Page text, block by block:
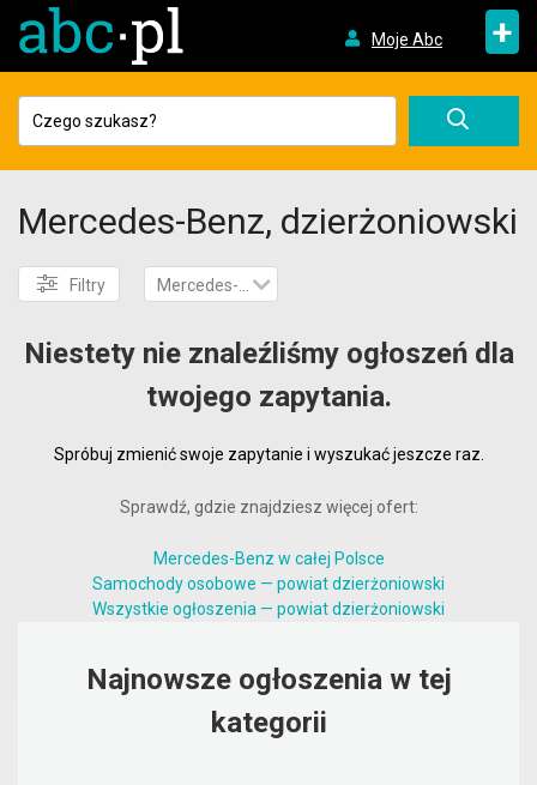
Moje Abc +
Mercedes-Benz, dzierżoniowski
Filtry Mercedes-Benz
Niestety nie znaleźliśmy ogłoszeń dla
twojego zapytania.
Spróbuj zmienić swoje zapytanie i wyszukać jeszcze raz.
Sprawdź, gdzie znajdziesz więcej ofert:
Mercedes-Benz w całej Polsce
Samochody osobowe — powiat dzierżoniowski
Wszystkie ogłoszenia — powiat dzierżoniowski
Najnowsze ogłoszenia w tej
kategorii